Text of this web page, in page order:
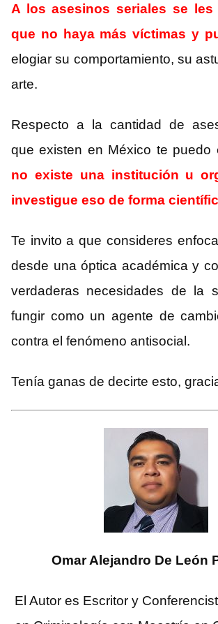
A los asesinos seriales se les
que no haya más víctimas y
elogiar su comportamiento, su
arte.
Respecto a la cantidad de
que existen en México te puedo
no existe una institución u
investigue eso de forma
Te invito a que consideres
desde una óptica académica y
verdaderas necesidades de la
fungir como un agente de
contra el fenómeno antisocial.
Tenía ganas de decirte esto,
Omar Alejandro De León
El Autor es Escritor y